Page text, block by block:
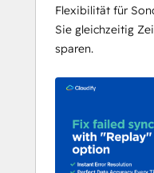
Flexibilität für
Sie gleichzeitig
sparen.